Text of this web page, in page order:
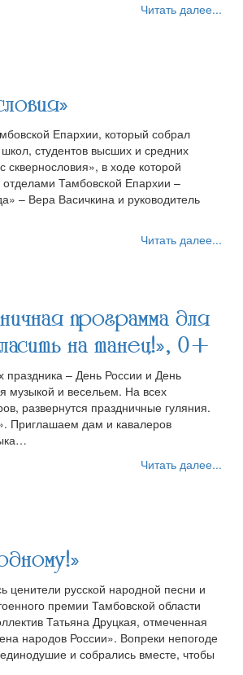
Читать далее...
Епархии, который собрал
студентов высших и средних
в ходе которой
Тамбовской Епархии –
– Вера Васичкина и руководитель
Читать далее...
программа для
на танец!», 0+
– День России и День
музыкой и весельем. На всех
развернутся праздничные гуляния.
Приглашаем дам и кавалеров
Читать далее...
русской народной песни и
премии Тамбовской области
Татьяна Друцкая, отмеченная
народов России». Вопреки непогоде
и собрались вместе, чтобы